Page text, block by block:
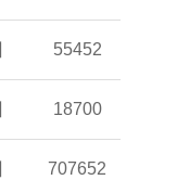
55452
18700
707652